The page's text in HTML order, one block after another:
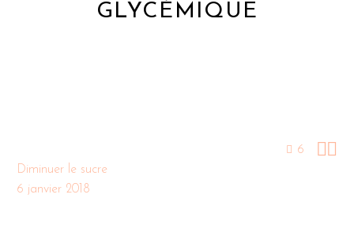
GLYCÉMIQUE
6 
Diminuer le sucre
6 janvier 2018